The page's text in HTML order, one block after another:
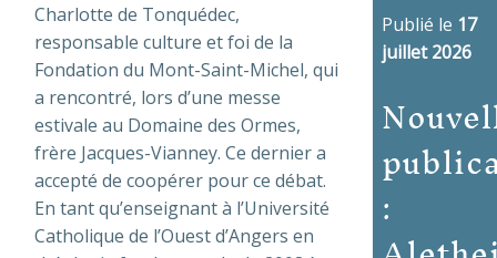
Charlotte de Tonquédec,
responsable culture et foi de la
Fondation du Mont-Saint-Michel, qui
a rencontré, lors d’une messe
estivale au Domaine des Ormes,
frère Jacques-Vianney. Ce dernier a
accepté de coopérer pour ce débat.
En tant qu’enseignant à l’Université
Catholique de l’Ouest d’Angers en
Publié le 17
juillet 2026
: